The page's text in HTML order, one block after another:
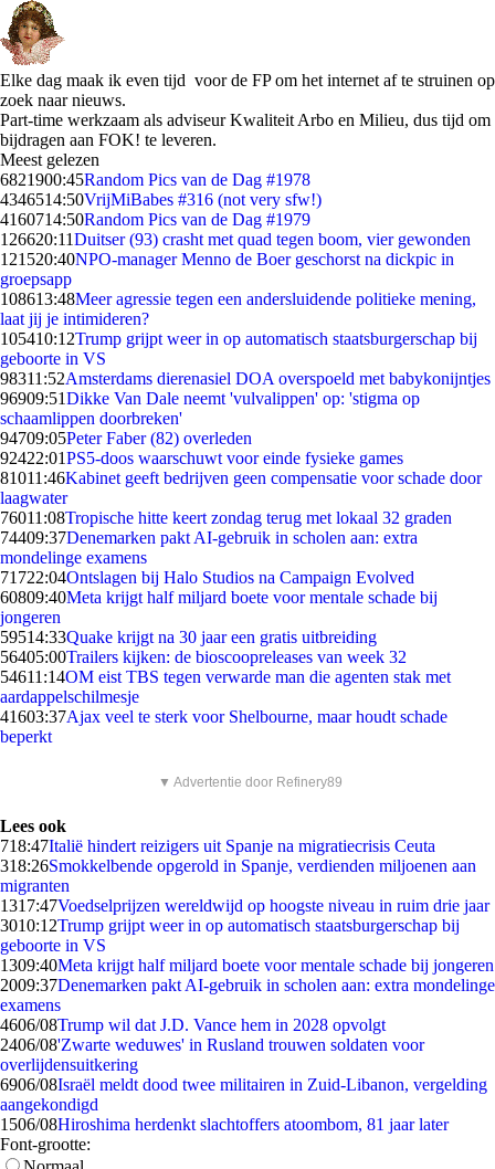
Elke dag maak ik even tijd voor de FP om het internet af te struinen op
zoek naar nieuws.
Part-time werkzaam als adviseur Kwaliteit Arbo en Milieu, dus tijd om
bijdragen aan FOK! te leveren.
Meest gelezen
6821900:45Random Pics van de Dag #1978
4346514:50VrijMiBabes #316 (not very sfw!)
4160714:50Random Pics van de Dag #1979
126620:11Duitser (93) crasht met quad tegen boom, vier gewonden
121520:40NPO-manager Menno de Boer geschorst na dickpic in
groepsapp
108613:48Meer agressie tegen een andersluidende politieke mening,
laat jij je intimideren?
105410:12Trump grijpt weer in op automatisch staatsburgerschap bij
geboorte in VS
98311:52Amsterdams dierenasiel DOA overspoeld met babykonijntjes
96909:51Dikke Van Dale neemt 'vulvalippen' op: 'stigma op
schaamlippen doorbreken'
94709:05Peter Faber (82) overleden
92422:01PS5-doos waarschuwt voor einde fysieke games
81011:46Kabinet geeft bedrijven geen compensatie voor schade door
laagwater
76011:08Tropische hitte keert zondag terug met lokaal 32 graden
74409:37Denemarken pakt AI-gebruik in scholen aan: extra
mondelinge examens
71722:04Ontslagen bij Halo Studios na Campaign Evolved
60809:40Meta krijgt half miljard boete voor mentale schade bij
jongeren
59514:33Quake krijgt na 30 jaar een gratis uitbreiding
56405:00Trailers kijken: de bioscoopreleases van week 32
54611:14OM eist TBS tegen verwarde man die agenten stak met
aardappelschilmesje
41603:37Ajax veel te sterk voor Shelbourne, maar houdt schade
beperkt
▼ Advertentie door Refinery89
Lees ook
718:47Italië hindert reizigers uit Spanje na migratiecrisis Ceuta
318:26Smokkelbende opgerold in Spanje, verdienden miljoenen aan
migranten
1317:47Voedselprijzen wereldwijd op hoogste niveau in ruim drie jaar
3010:12Trump grijpt weer in op automatisch staatsburgerschap bij
geboorte in VS
1309:40Meta krijgt half miljard boete voor mentale schade bij jongeren
2009:37Denemarken pakt AI-gebruik in scholen aan: extra mondelinge
examens
4606/08Trump wil dat J.D. Vance hem in 2028 opvolgt
2406/08'Zwarte weduwes' in Rusland trouwen soldaten voor
overlijdensuitkering
6906/08Israël meldt dood twee militairen in Zuid-Libanon, vergelding
aangekondigd
1506/08Hiroshima herdenkt slachtoffers atoombom, 81 jaar later
Font-grootte: